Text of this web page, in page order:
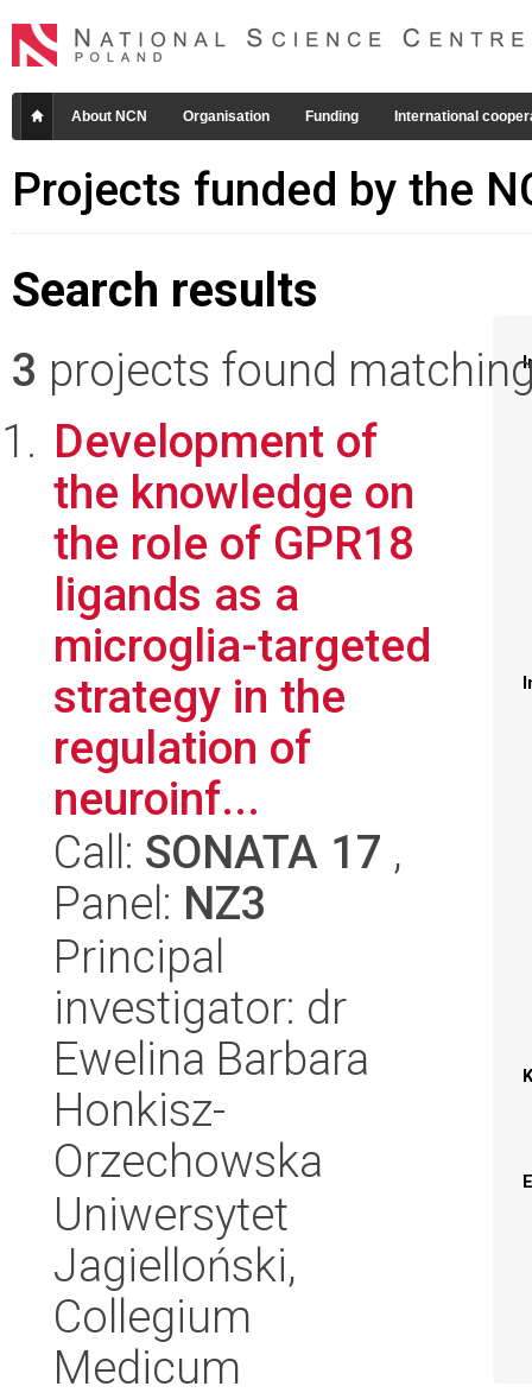
About NCN Organisation Funding International
Projects funded by the
Search results
3 projects found
Development of
the knowledge on
the role of GPR18
ligands as a
microglia-targeted
strategy in the
regulation of
neuroinf...
Call: SONATA 17 ,
Panel: NZ3
Principal
investigator: dr
Ewelina Barbara
Honkisz-
Orzechowska
Uniwersytet
Jagielloński,
Collegium
Medicum